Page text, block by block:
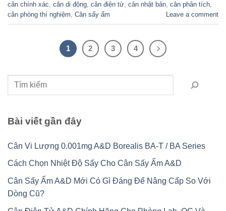
cân chính xác, cân di động, cân điện tử, cân nhật bản, cân phân tích,
cân phòng thí nghiệm, Cân sấy ẩm Leave a comment
1 2 3 4
Tìm kiếm
Bài viết gần đây
Cân Vi Lượng 0.001mg A&D Borealis BA-T / BA Series
Cách Chọn Nhiệt Độ Sấy Cho Cân Sấy Ẩm A&D
Cân Sấy Ẩm A&D Mới Có Gì Đáng Để Nâng Cấp So Với
Dòng Cũ?